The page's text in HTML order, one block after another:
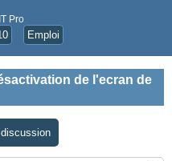
Pro
Emploi
de l'ecran de